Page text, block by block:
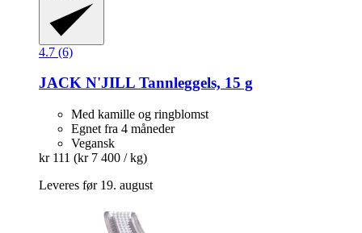
4.7 (6)
JACK N'JILL Tannleggels, 15 g
Med kamille og ringblomst
Egnet fra 4 måneder
Vegansk
kr 111 (kr 7 400 / kg)
Leveres før 19. august